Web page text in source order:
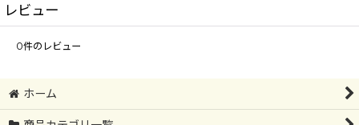
レビュー
0件のレビュー
ホーム